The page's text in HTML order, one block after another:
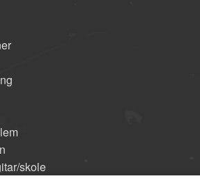
skole